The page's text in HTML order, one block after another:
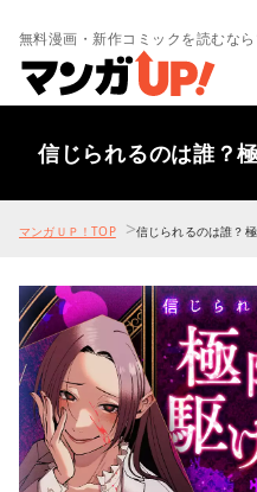
無料漫画・新作コミックを読むなら
信じられるのは誰？
マンガＵＰ！TOP >信じられるのは誰？